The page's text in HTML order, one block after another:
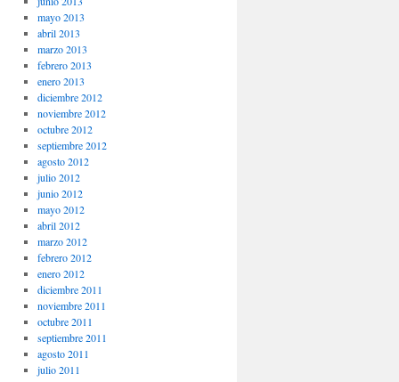
mayo 2013
abril 2013
marzo 2013
febrero 2013
enero 2013
diciembre 2012
noviembre 2012
octubre 2012
septiembre 2012
agosto 2012
julio 2012
junio 2012
mayo 2012
abril 2012
marzo 2012
febrero 2012
enero 2012
diciembre 2011
noviembre 2011
octubre 2011
septiembre 2011
agosto 2011
julio 2011